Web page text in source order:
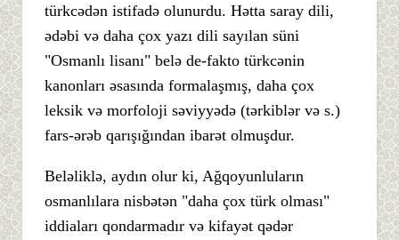
türkcədən istifadə olunurdu. Hətta saray dili,
ədəbi və daha çox yazı dili sayılan süni
"Osmanlı lisanı" belə de-fakto türkcənin
kanonları əsasında formalaşmış, daha çox
leksik və morfoloji səviyyədə (tərkiblər və s.)
fars-ərəb qarışığından ibarət olmuşdur.
Beləliklə, aydın olur ki, Ağqoyunluların
osmanlılara nisbətən "daha çox türk olması"
iddiaları qondarmadır və kifayət qədər